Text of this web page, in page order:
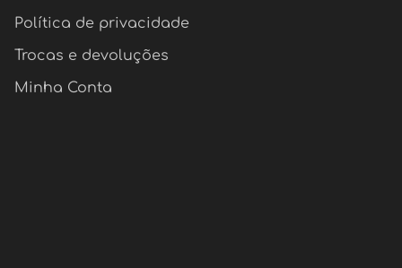
Política de privacidade
Trocas e devoluções
Minha Conta